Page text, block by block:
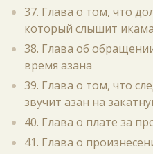
37. Глава о том, что
который слышит
38. Глава об
время азана
39. Глава о том, что
звучит азан на
40. Глава о плате за
41. Глава о